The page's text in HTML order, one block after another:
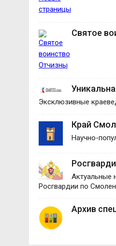
Святое
Эксклюзивные
Край
Научно-
Актуальные
Росгвардии по
Архив